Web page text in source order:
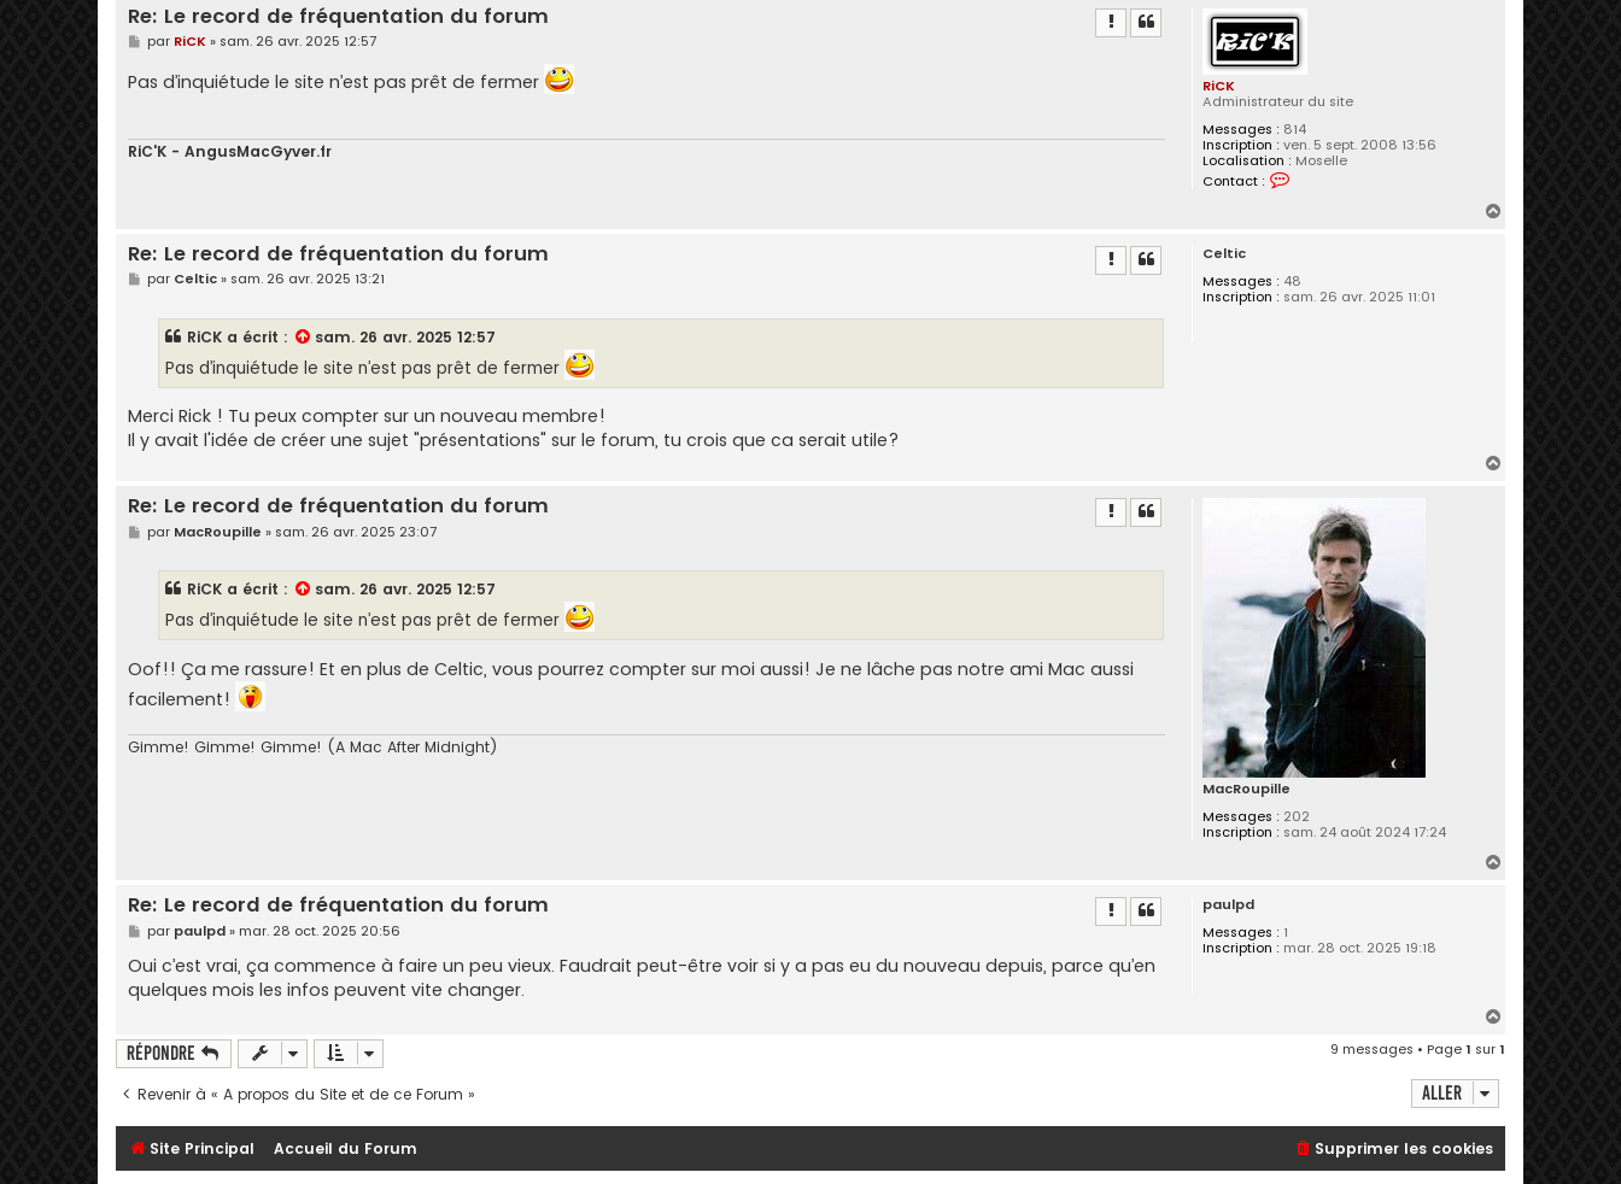
RiCK
Administrateur du site
Messages : 814
Inscription : ven. 5 sept. 2008 13:56
Localisation : Moselle
Contact :
e
r
Re: Le record de fréquentation du forum
M
e
s
e
par RiCK » sam. 26 avr. 2025 12:57
Pas d’inquiétude le site n’est pas prêt de fermer
RiC'K - AngusMacGyver.fr
Celtic
Messages : 48
Inscription : sam. 26 avr. 2025 11:01
Re: Le record de fréquentation du forum
M
e
par Celtic» sam. 26 avr. 2025 13:21
RiCK a écrit : sam. 26 avr. 2025 12:57
Pas d’inquiétude le site n’est pas prêt de fermer
Merci Rick ! Tu peux compter sur un nouveau membre!
Il y avait l'idée de créer une sujet "présentations" sur le forum, tu crois que ca serait utile?
MacRoupille
Messages : 202
Inscription : sam. 24 août 2024 17:24
Re: Le record de fréquentation du forum
M
e
par MacRoupille » sam. 26 avr. 2025 23:07
RiCK a écrit : sam. 26 avr. 2025 12:57
Pas d’inquiétude le site n’est pas prêt de fermer
Oof!! Ça me rassure! Et en plus de Celtic, vous pourrez compter sur moi aussi! Je ne lâche pas notre ami Mac aussi
facilement!
Gimme! Gimme! Gimme! (A Mac After Midnight)
paulpd
Messages : 1
Inscription : mar. 28 oct. 2025 19:18
Re: Le record de fréquentation du forum
M
e
s
s
a
par paulpd» mar. 28 oct. 2025 20:56
Oui c’est vrai, ça commence à faire un peu vieux. Faudrait peut-être voir si y a pas eu du nouveau depuis, parce qu’en
quelques mois les infos peuvent vite changer.
Répondre 9 messages • Page1 sur1
Revenir à « A propos du Site et de ce Forum » Aller
Site Principal Accueil du Forum Supprimer les cookies